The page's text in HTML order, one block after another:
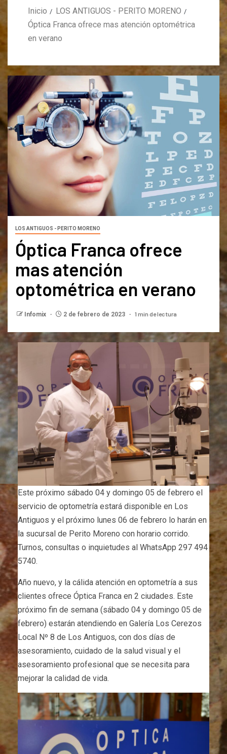
Inicio
LOS ANTIGUOS - PERITO MORENO
Óptica Franca ofrece mas atención optométrica
en verano
LOS ANTIGUOS - PERITO MORENO
Óptica Franca ofrece
mas atención
optométrica en verano
Infomix 2 de febrero de 2023 1 min de lectura
Este próximo sábado 04 y domingo 05 de febrero el
servicio de optometría estará disponible en Los
Antiguos y el próximo lunes 06 de febrero lo harán en
la sucursal de Perito Moreno con horario corrido.
Turnos, consultas o inquietudes al WhatsApp 297 494
5740.
Año nuevo, y la cálida atención en optometría a sus
clientes ofrece Óptica Franca en 2 ciudades. Este
próximo fin de semana (sábado 04 y domingo 05 de
febrero) estarán atendiendo en Galería Los Cerezos
Local Nº 8 de Los Antiguos, con dos días de
asesoramiento, cuidado de la salud visual y el
asesoramiento profesional que se necesita para
mejorar la calidad de vida.